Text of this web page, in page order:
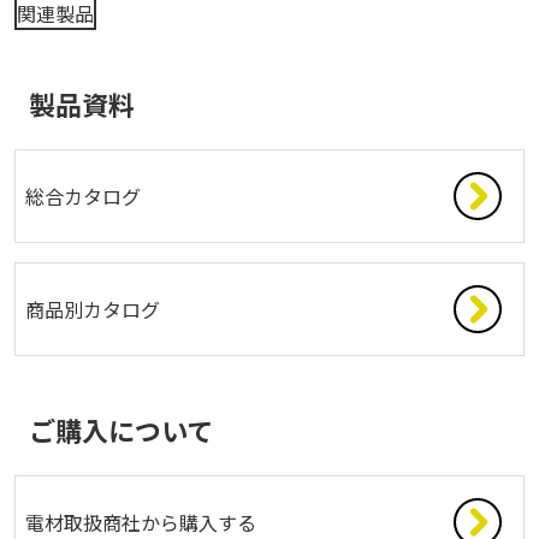
関連製品
製品資料
総合カタログ
商品別カタログ
ご購入について
電材取扱商社から購入する